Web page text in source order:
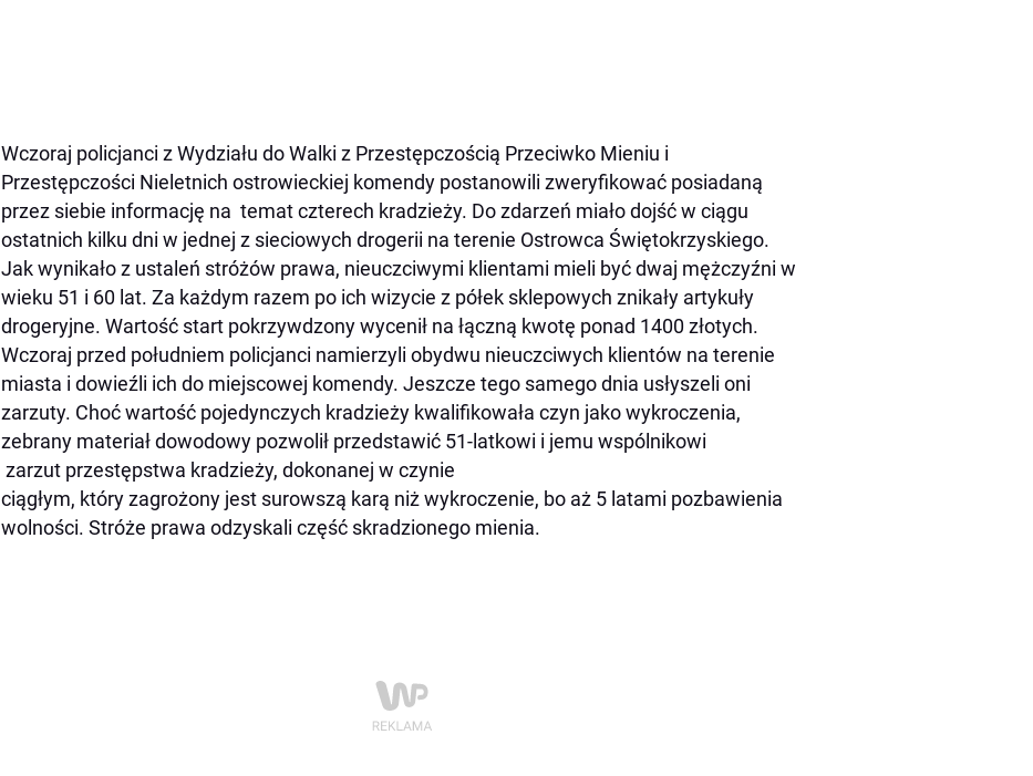
Wczoraj policjanci z Wydziału do Walki z Przestępczością Przeciwko Mieniu i
Przestępczości Nieletnich ostrowieckiej komendy postanowili zweryfikować posiadaną
przez siebie informację na temat czterech kradzieży. Do zdarzeń miało dojść w ciągu
ostatnich kilku dni w jednej z sieciowych drogerii na terenie Ostrowca Świętokrzyskiego.
Jak wynikało z ustaleń stróżów prawa, nieuczciwymi klientami mieli być dwaj mężczyźni w
wieku 51 i 60 lat. Za każdym razem po ich wizycie z półek sklepowych znikały artykuły
drogeryjne. Wartość start pokrzywdzony wycenił na łączną kwotę ponad 1400 złotych.
Wczoraj przed południem policjanci namierzyli obydwu nieuczciwych klientów na terenie
miasta i dowieźli ich do miejscowej komendy. Jeszcze tego samego dnia usłyszeli oni
zarzuty. Choć wartość pojedynczych kradzieży kwalifikowała czyn jako wykroczenia,
zebrany materiał dowodowy pozwolił przedstawić 51-latkowi i jemu wspólnikowi
zarzut przestępstwa kradzieży, dokonanej w czynie
ciągłym, który zagrożony jest surowszą karą niż wykroczenie, bo aż 5 latami pozbawienia
wolności. Stróże prawa odzyskali część skradzionego mienia.